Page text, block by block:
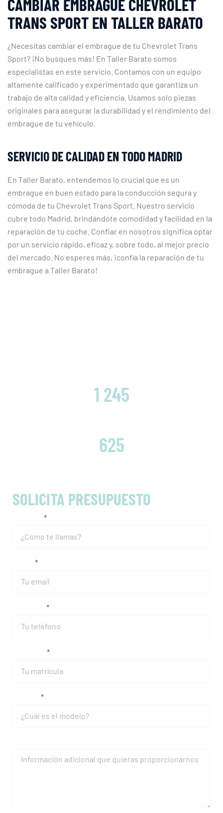
CAMBIAR EMBRAGUE CHEVROLET
TRANS SPORT EN TALLER BARATO
¿Necesitas cambiar el embrague de tu Chevrolet Trans
Sport? ¡No busques más! En Taller Barato somos
especialistas en este servicio. Contamos con un equipo
altamente calificado y experimentado que garantiza un
trabajo de alta calidad y eficiencia. Usamos solo piezas
originales para asegurar la durabilidad y el rendimiento del
embrague de tu vehículo.
SERVICIO DE CALIDAD EN TODO MADRID
En Taller Barato, entendemos lo crucial que es un
embrague en buen estado para la conducción segura y
cómoda de tu Chevrolet Trans Sport. Nuestro servicio
cubre todo Madrid, brindándote comodidad y facilidad en la
reparación de tu coche. Confiar en nosotros significa optar
por un servicio rápido, eficaz y, sobre todo, al mejor precio
del mercado. No esperes más, ¡confía la reparación de tu
embrague a Taller Barato!
SOLICITA PRESUPUESTO
1 245
625